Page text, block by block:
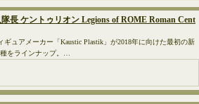
長 ケントゥリオン Legions of ROME Roman Cent
ュアメーカー「Kaustic Plastik」が2018年に向けた最初の新
をラインナップ。…